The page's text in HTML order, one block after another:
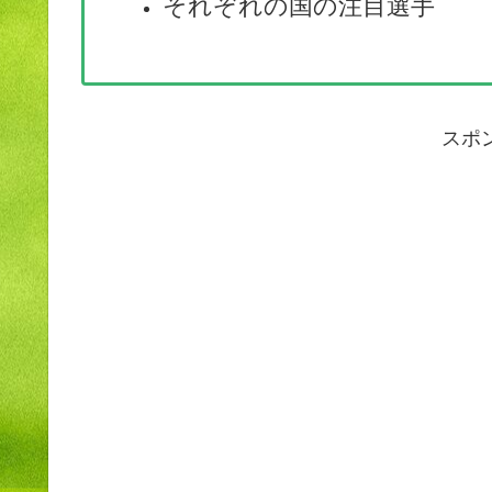
それぞれの国の注目選手
スポ